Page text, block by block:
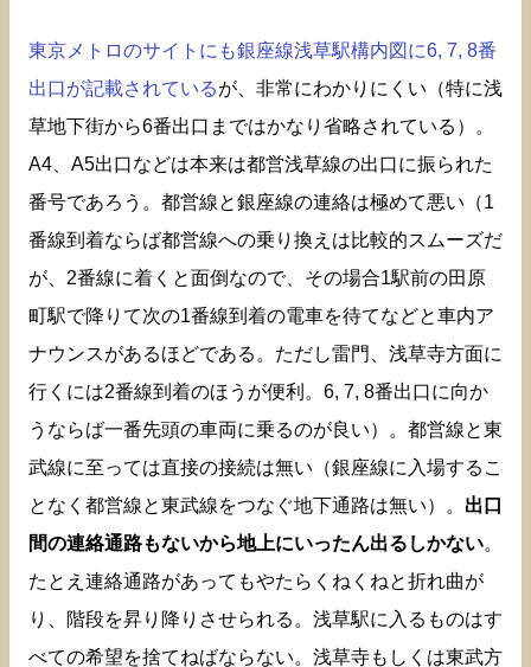
東京メトロのサイトにも銀座線浅草駅構内図に6, 7, 8番
出口が記載されているが、非常にわかりにくい（特に浅
草地下街から6番出口まではかなり省略されている）。
A4、A5出口などは本来は都営浅草線の出口に振られた
番号であろう。都営線と銀座線の連絡は極めて悪い（1
番線到着ならば都営線への乗り換えは比較的スムーズだ
が、2番線に着くと面倒なので、その場合1駅前の田原
町駅で降りて次の1番線到着の電車を待てなどと車内ア
ナウンスがあるほどである。ただし雷門、浅草寺方面に
行くには2番線到着のほうが便利。6, 7, 8番出口に向か
うならば一番先頭の車両に乗るのが良い）。都営線と東
武線に至っては直接の接続は無い（銀座線に入場するこ
となく都営線と東武線をつなぐ地下通路は無い）。 出口
間の連絡通路もないから地上にいったん出るしかない。
たとえ連絡通路があってもやたらくねくねと折れ曲が
り、階段を昇り降りさせられる。浅草駅に入るものはす
べての希望を捨てねばならない。浅草寺もしくは東武方